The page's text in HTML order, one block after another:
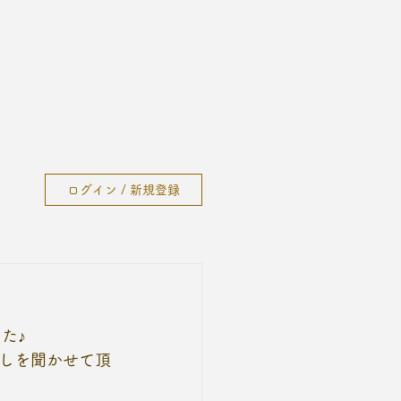
ログイン / 新規登録
♪
を聞かせて頂